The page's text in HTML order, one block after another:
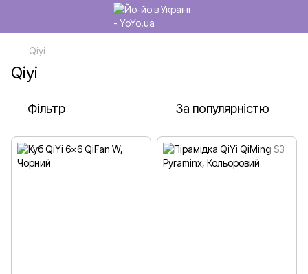
Qiyi
Qiyi
Фільтр За популярністю